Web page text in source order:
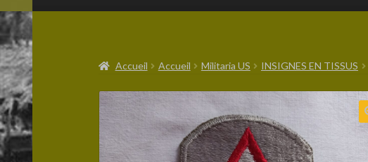
Accueil Accueil Militaria US INSIGNES EN TISSUS